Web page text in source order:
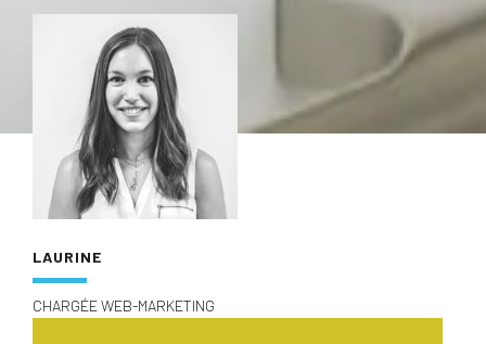
LAURINE
CHARGÉE WEB-MARKETING